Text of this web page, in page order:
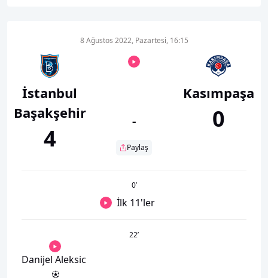
İstanbul
Başakşehir
4
8 Ağustos 2022, Pazartesi, 16:15
-
Paylaş
Kasımpaşa
0
0’
İlk 11'ler
22’
Danijel Aleksic